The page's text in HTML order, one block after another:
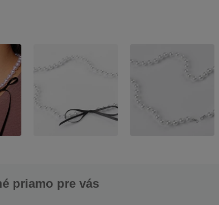
priamo pre vás